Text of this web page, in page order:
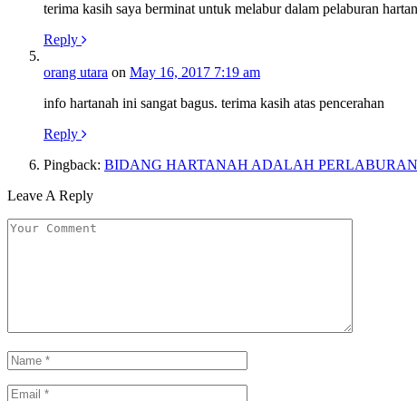
terima kasih saya berminat untuk melabur dalam pelaburan
Reply
orang utara on May 16, 2017 7:19 am
info hartanah ini sangat bagus. terima kasih atas pencerahan
Reply
Pingback: BIDANG HARTANAH ADALAH PERLABURAN
Leave A Reply